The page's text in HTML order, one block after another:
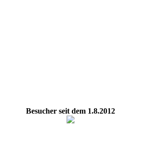
Besucher seit dem 1.8.2012